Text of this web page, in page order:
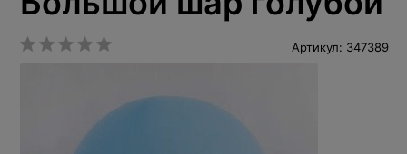
Артикул: 347389